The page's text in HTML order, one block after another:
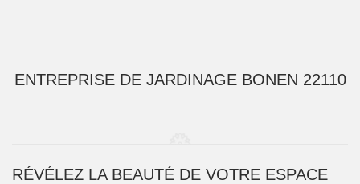
ENTREPRISE DE JARDINAGE BONEN 22110
RÉVÉLEZ LA BEAUTÉ DE VOTRE ESPACE